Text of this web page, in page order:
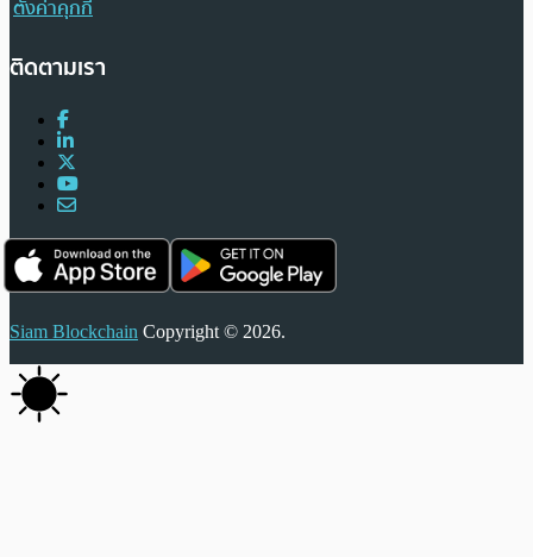
ตั้งค่าคุกกี้
ติดตามเรา
Siam Blockchain Copyright © 2026.